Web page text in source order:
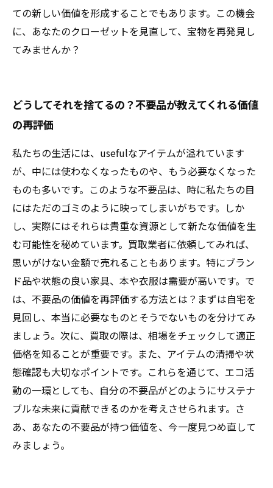
ての新しい価値を形成することでもあります。この機会
に、あなたのクローゼットを見直して、宝物を再発見し
てみませんか？
どうしてそれを捨てるの？不要品が教えてくれる価値
の再評価
私たちの生活には、usefulなアイテムが溢れています
が、中には使わなくなったものや、もう必要なくなった
ものも多いです。このような不要品は、時に私たちの目
にはただのゴミのように映ってしまいがちです。しか
し、実際にはそれらは貴重な資源として新たな価値を生
む可能性を秘めています。買取業者に依頼してみれば、
思いがけない金額で売れることもあります。特にブラン
ド品や状態の良い家具、本や衣服は需要が高いです。で
は、不要品の価値を再評価する方法とは？まずは自宅を
見回し、本当に必要なものとそうでないものを分けてみ
ましょう。次に、買取の際は、相場をチェックして適正
価格を知ることが重要です。また、アイテムの清掃や状
態確認も大切なポイントです。これらを通じて、エコ活
動の一環としても、自分の不要品がどのようにサステナ
ブルな未来に貢献できるのかを考えさせられます。さ
あ、あなたの不要品が持つ価値を、今一度見つめ直して
みましょう。